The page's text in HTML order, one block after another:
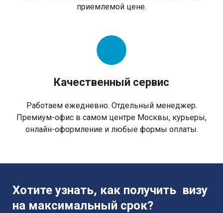
приемлемой цене.
Качественный сервис
Работаем ежедневно. Отдельный менеджер.
Премиум-офис в самом центре Москвы, курьеры,
онлайн-оформление и любые формы оплаты.
Хотите узнать, как получить визу
на максимальный срок?